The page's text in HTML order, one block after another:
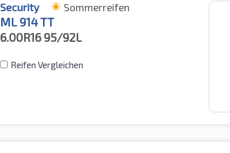
Security Sommerreifen
ML 914 TT
6.00R16 95/92L
Reifen Vergleichen